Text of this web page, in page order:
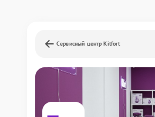
Сервисный центр Kitfort